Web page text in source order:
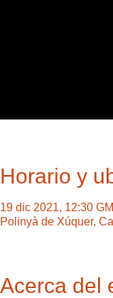
Horario y
19 dic 2021, 12:30
Polinyà de Xúquer,
Acerca del